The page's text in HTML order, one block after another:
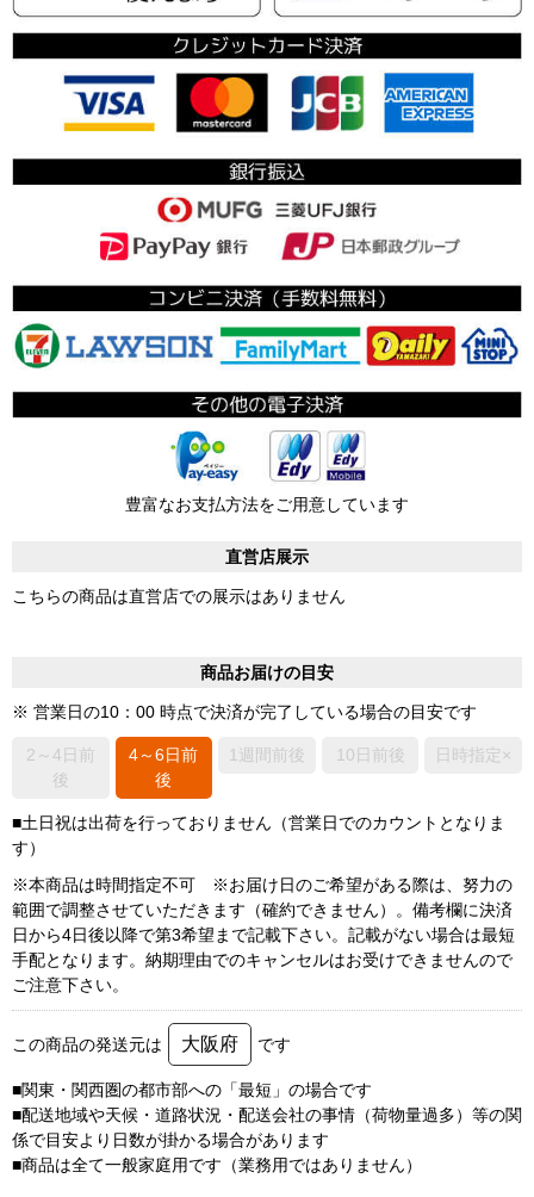
豊富なお支払方法をご用意しています
直営店展示
こちらの商品は直営店での展示はありません
商品お届けの目安
※ 営業日の10：00 時点で決済が完了している場合の目安です
2～4日前
後
4～6日前
後
1週間前後 10日前後 日時指定×
■土日祝は出荷を行っておりません（営業日でのカウントとなりま
す）
※本商品は時間指定不可 ※お届け日のご希望がある際は、努力の
範囲で調整させていただきます（確約できません）。備考欄に決済
日から4日後以降で第3希望まで記載下さい。記載がない場合は最短
手配となります。納期理由でのキャンセルはお受けできませんので
ご注意下さい。
この商品の発送元は 大阪府 です
■関東・関西圏の都市部への「最短」の場合です
■配送地域や天候・道路状況・配送会社の事情（荷物量過多）等の関
係で目安より日数が掛かる場合があります
■商品は全て一般家庭用です（業務用ではありません）